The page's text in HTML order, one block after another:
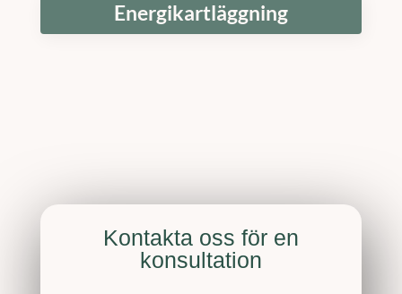
Energikartläggning
Kontakta oss för en
konsultation